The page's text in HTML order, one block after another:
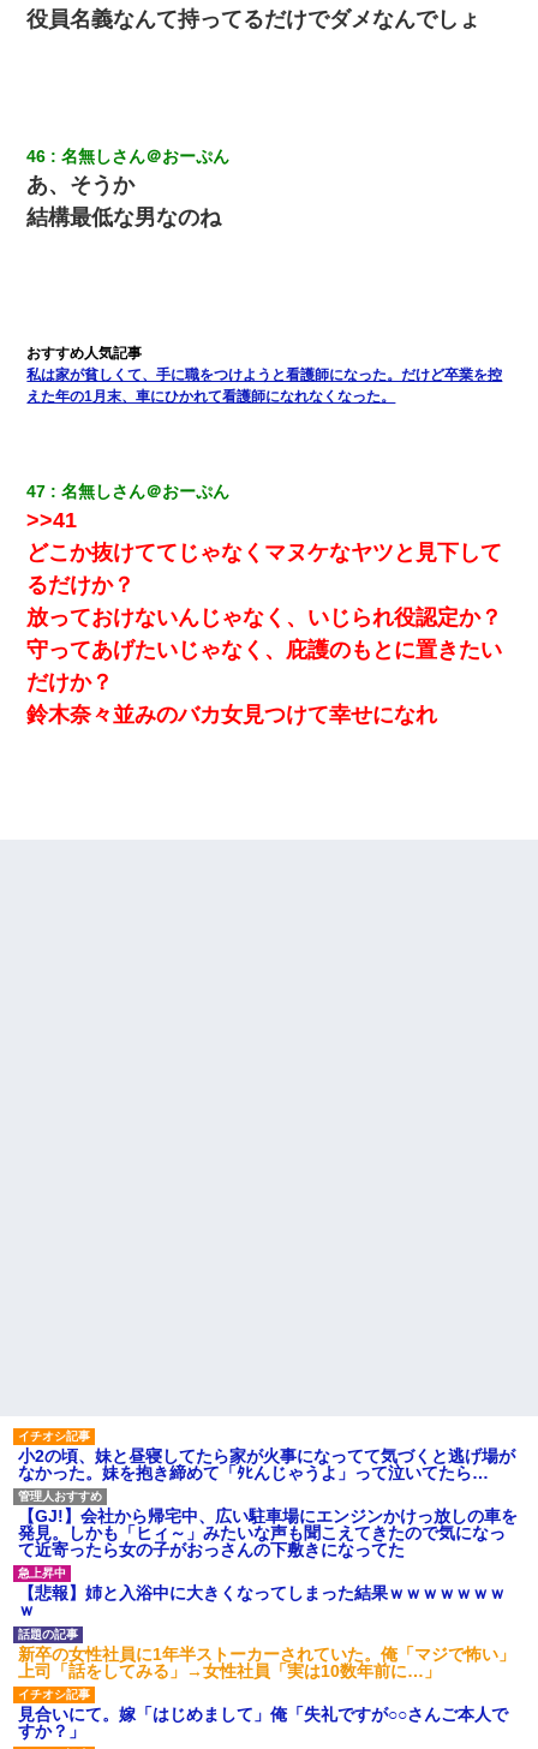
【悲報】嫁がワイのこと嫌いっぽいから単身赴任した結果
13歳娘が元嫁のところから逃げてきた。どう扱ったらいいのかわ
からない
見合いにて。嫁「はじめまして」俺「失礼ですが○○さんご本人で
結果…｜生活｜ワロタあんてな
朝起きたら嫁がいなかった。俺（嫁も嫁実家も電話に出ない…不
安だ）→ 仕事を早退して帰宅すると、嫁と嫁両親と知らない男が
２人・・・
【衝撃】婚約者「兄と結婚はするけど嫁入りするわけじゃない。
お互い干渉はしないようにしましょう」→ その後に結納金の話を
したので、母が・・・
【画像】女上司(30)「終電なくなったね…部屋くる？」ワイ「行
きます！」
元夫の連れ子「俺の結婚式の時くらい、母親としての責任を果た
そうとは思わないのか！」→どうも連れ子は…
宅飲みで女友達の乳を見てしまった・・・
32歳ワイ、34歳の可愛い女と付き合うも現実を知ってしまい無事
死亡・・・
役員名義なんて持ってるだけでダメなんでしょ
46 名無しさん＠おーぷん
あ、そうか
結構最低な男なのね
私は家が貧しくて、手に職をつけようと看護師になった。だけど卒業を控
えた年の1月末、車にひかれて看護師になれなくなった。
47 名無しさん＠おーぷん
>>41
どこか抜けててじゃなくマヌケなヤツと見下して
るだけか？
放っておけないんじゃなく、いじられ役認定か？
守ってあげたいじゃなく、庇護のもとに置きたい
だけか？
鈴木奈々並みのバカ女見つけて幸せになれ
小2の頃、妹と昼寝してたら家が火事になってて気づくと逃げ場が
なかった。妹を抱き締めて「ﾀﾋんじゃうよ」って泣いてたら…
【GJ!】会社から帰宅中、広い駐車場にエンジンかけっ放しの車を
発見。しかも「ヒィ～」みたいな声も聞こえてきたので気になっ
て近寄ったら女の子がおっさんの下敷きになってた
【悲報】姉と入浴中に大きくなってしまった結果ｗｗｗｗｗｗｗ
ｗ
新卒の女性社員に1年半ストーカーされていた。俺「マジで怖い」
上司「話をしてみる」→女性社員「実は10数年前に…」
見合いにて。嫁「はじめまして」俺「失礼ですが○○さんご本人で
すか？」